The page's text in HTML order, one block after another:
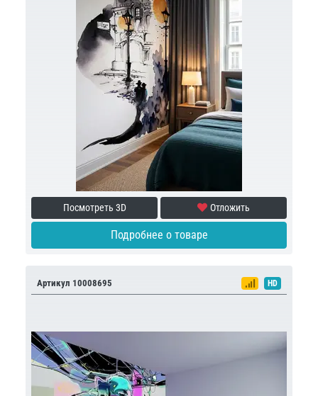
Посмотреть 3D Отложить
Подробнее о товаре
Артикул 10008695 HD